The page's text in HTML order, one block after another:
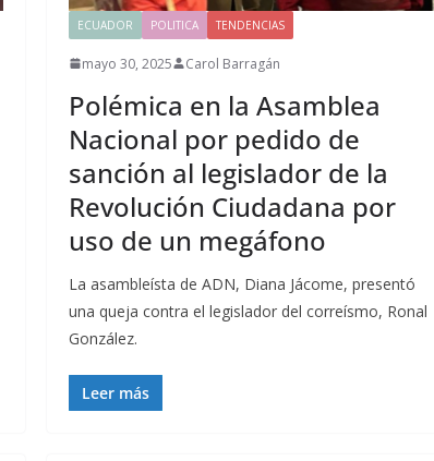
ECUADOR POLITICA TENDENCIAS
mayo 30, 2025 Carol Barragán
Polémica en la Asamblea
Nacional por pedido de
sanción al legislador de la
Revolución Ciudadana por
uso de un megáfono
La asambleísta de ADN, Diana Jácome, presentó
una queja contra el legislador del correísmo, Ronal
González.
Leer más